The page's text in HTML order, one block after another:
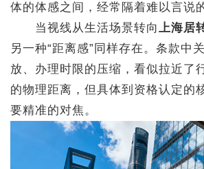
体的体感之间，经常隔着难以言说
当视线从生活场景转向上海居
另一种“距离感”同样存在。条款中
放、办理时限的压缩，看似拉近了
的物理距离，但具体到资格认定的
要精准的对焦。